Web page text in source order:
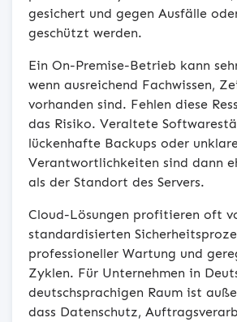
gesichert und gegen Ausfälle
geschützt werden.
Ein On-Premise-Betrieb kann
wenn ausreichend Fachwissen,
vorhanden sind. Fehlen diese
das Risiko. Veraltete
lückenhafte Backups oder
Verantwortlichkeiten sind dann
als der Standort des Servers.
Cloud-Lösungen profitieren oft
standardisierten
professioneller Wartung und
Zyklen. Für Unternehmen in
deutschsprachigen Raum ist
dass Datenschutz,